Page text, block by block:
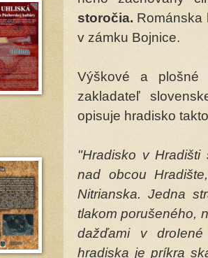
storočia. Románska
v zámku Bojnice.
Výškové a plošné
zakladateľ
opisuje hradisko
"Hradisko v Hradišti
nad obcou
Nitrianska. Jedna
tlakom porušeného,
dažďami v
hradiska je príkra